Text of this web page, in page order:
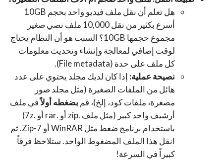
هل تعلم أن نقل ملف فيديو واحد بحجم 10GB
أسرع بكثير من نقل 10,000 ملف نصي صغير
مجموع حجمها 10GB؟ السبب هو أن النظام يحتاج
لوقت إضافي لمعالجة وإنشاء وتحديث معلومات
كل ملف على حدة (File metadata).
نصيحة عملية: إذا كان لديك مجلد يحتوي على عدد
هائل من الملفات الصغيرة (مثل مجلد صور
مصغرة، ملفات كود، إلخ)، قم بضغطه أولاًفي ملف
أرشيف واحد كبير (مثل ملف .zip أو .rar أو .7z)
باستخدام برنامج ضغط مثل WinRAR أو 7-Zip. ثم
انقل هذا الملف المضغوط الواحد. ستلاحظ فرقاً
كبيراً في السرعة!